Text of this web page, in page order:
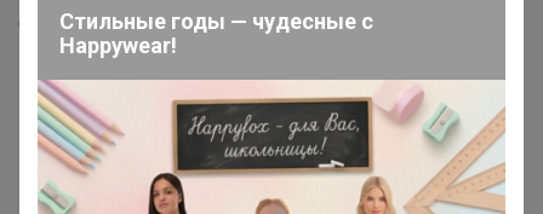
Самое быстрое
Начать зарабатывать с 24-ok
Picabox.ru - Лучшее место для ваших изображений
Розыгрыш - Генератор случайных чисел
Пульс нашего маркетплейса
Стильные годы — чудесные с
Happywear!